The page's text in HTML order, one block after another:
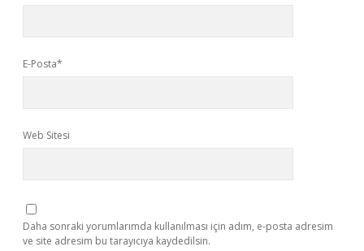
E-Posta*
Web Sitesi
Daha sonraki yorumlarımda kullanılması için adım, e-posta adresim
ve site adresim bu tarayıcıya kaydedilsin.